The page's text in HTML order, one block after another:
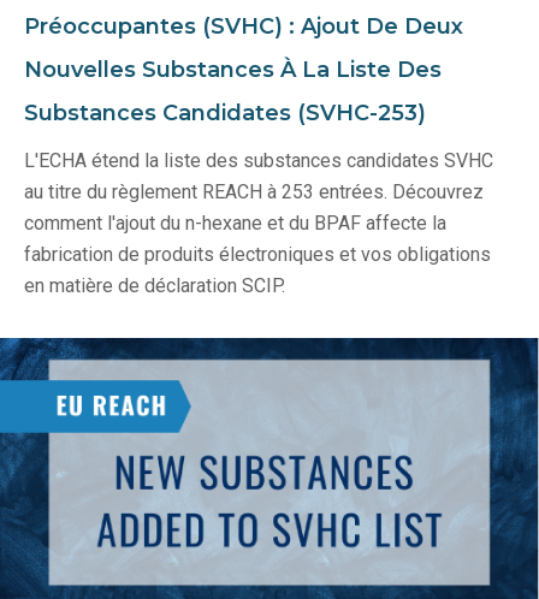
Préoccupantes (SVHC) : Ajout De Deux
Nouvelles Substances À La Liste Des
Substances Candidates (SVHC-253)
L'ECHA étend la liste des substances candidates SVHC
au titre du règlement REACH à 253 entrées. Découvrez
comment l'ajout du n-hexane et du BPAF affecte la
fabrication de produits électroniques et vos obligations
en matière de déclaration SCIP.